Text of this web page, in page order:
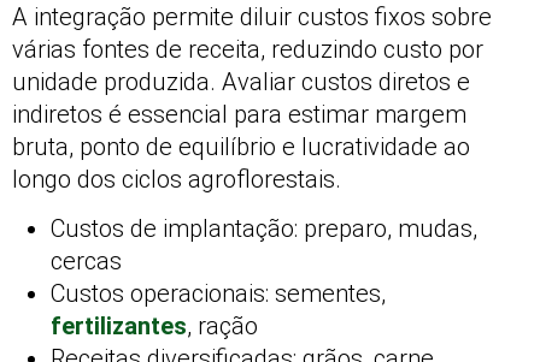
A integração permite diluir custos fixos sobre
várias fontes de receita, reduzindo custo por
unidade produzida. Avaliar custos diretos e
indiretos é essencial para estimar margem
bruta, ponto de equilíbrio e lucratividade ao
longo dos ciclos agroflorestais.
Custos de implantação: preparo, mudas,
cercas
Custos operacionais: sementes,
fertilizantes, ração